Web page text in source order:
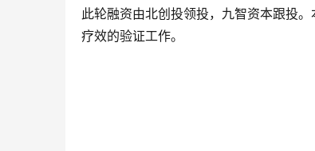
此轮融资由北创投领投，九智资本跟投
疗效的验证工作。